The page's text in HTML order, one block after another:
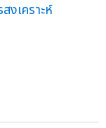
งเคราะห์